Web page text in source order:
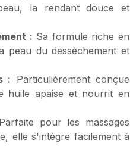
la rendant douce et
: Sa formule riche en
peau du dessèchement et
: Particulièrement conçue
huile apaise et nourrit en
pour les massages
elle s'intègre facilement à